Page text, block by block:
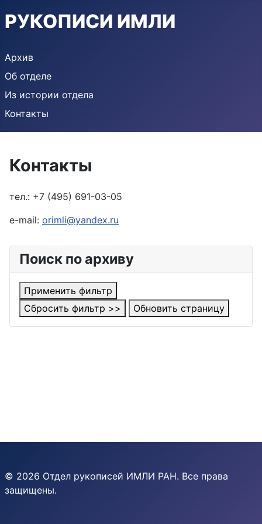
РУКОПИСИ ИМЛИ
Архив
Об отделе
Из истории отдела
Контакты
Контакты
тел.: +7 (495) 691-03-05
e-mail: orimli@yandex.ru
Поиск по архиву
Применить фильтр
Сбросить фильтр >>
Обновить страницу
© 2026 Отдел рукописей ИМЛИ РАН. Все права
защищены.